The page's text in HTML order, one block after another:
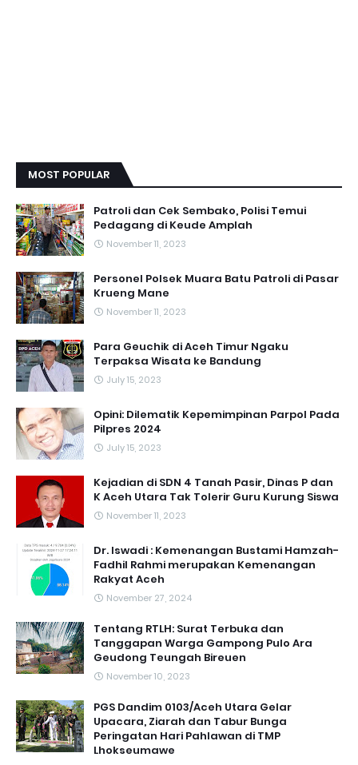
MOST POPULAR
Patroli dan Cek Sembako, Polisi Temui
Pedagang di Keude Amplah
November 11, 2023
Personel Polsek Muara Batu Patroli di Pasar
Krueng Mane
November 11, 2023
Para Geuchik di Aceh Timur Ngaku
Terpaksa Wisata ke Bandung
July 15, 2023
Opini: Dilematik Kepemimpinan Parpol Pada
Pilpres 2024
July 15, 2023
Kejadian di SDN 4 Tanah Pasir, Dinas P dan
K Aceh Utara Tak Tolerir Guru Kurung Siswa
November 11, 2023
Dr. Iswadi : Kemenangan Bustami Hamzah-
Fadhil Rahmi merupakan Kemenangan
Rakyat Aceh
November 27, 2024
Tentang RTLH: Surat Terbuka dan
Tanggapan Warga Gampong Pulo Ara
Geudong Teungah Bireuen
November 10, 2023
PGS Dandim 0103/Aceh Utara Gelar
Upacara, Ziarah dan Tabur Bunga
Peringatan Hari Pahlawan di TMP
Lhokseumawe